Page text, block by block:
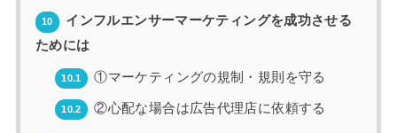
10
インフルエンサーマーケティングを成功させる
ためには
10.1 ①マーケティングの規制・規則を守る
10.2 ②心配な場合は広告代理店に依頼する